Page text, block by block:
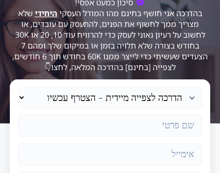
סיכון כמעט אפסי!​
בהדרכה אני חושף בחינם מהו המודל העסקיהיחידי שלא
מצריך ממך לחשוף את הפנים, להתעסק עם עובדים, או
לחשוב על רעיון גאוני לעסק כדי להרוויח עוד 10, 20 או 30K
בחודש בצורה שלא תלויה בזמן או במיקום שלך ומהם 7
הצעדים שעשיתי כדי לייצר ממנו 60K בחודש תוך 6 חודשים,
לצפייה [בחינם] בהדרכה המלאה, לחצו👇